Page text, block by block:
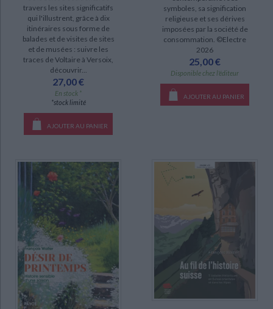
SÉRIE
Histoire de la Suisse (6)
Au fil de l'histoire suisse (3)
Histoire de l'Europe urbaine (1)
Histoire religieuse de l'Europe contemporaine (1)
DISPONIBILITÉ
epuise (10)
manquant (2)
travers les sites significatifs
qui l'illustrent, grâce à dix
itinéraires sous forme de
balades et de visites de sites
et de musées : suivre les
traces de Voltaire à Versoix,
découvrir...
27,00 €
En stock *
*stock limité
AJOUTER AU PANIER
symboles, sa signification
religieuse et ses dérives
imposées par la société de
consommation. ©Electre
2026
25,00 €
Disponible chez l'éditeur
AJOUTER AU PANIER